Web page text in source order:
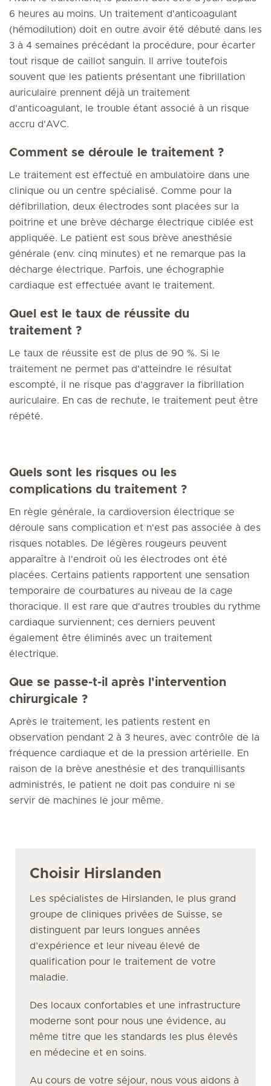
6 heures au moins. Un traitement d'anticoagulant
(hémodilution) doit en outre avoir été débuté dans les
3 à 4 semaines précédant la procédure, pour écarter
tout risque de caillot sanguin. Il arrive toutefois
souvent que les patients présentant une fibrillation
auriculaire prennent déjà un traitement
d'anticoagulant, le trouble étant associé à un risque
accru d'AVC.
Comment se déroule le traitement ?
Le traitement est effectué en ambulatoire dans une
clinique ou un centre spécialisé. Comme pour la
défibrillation, deux électrodes sont placées sur la
poitrine et une brève décharge électrique ciblée est
appliquée. Le patient est sous brève anesthésie
générale (env. cinq minutes) et ne remarque pas la
décharge électrique. Parfois, une échographie
cardiaque est effectuée avant le traitement.
Quel est le taux de réussite du
traitement ?
Le taux de réussite est de plus de 90 %. Si le
traitement ne permet pas d'atteindre le résultat
escompté, il ne risque pas d'aggraver la fibrillation
auriculaire. En cas de rechute, le traitement peut être
répété.
Quels sont les risques ou les
complications du traitement ?
En règle générale, la cardioversion électrique se
déroule sans complication et n'est pas associée à des
risques notables. De légères rougeurs peuvent
apparaître à l'endroit où les électrodes ont été
placées. Certains patients rapportent une sensation
temporaire de courbatures au niveau de la cage
thoracique. Il est rare que d'autres troubles du rythme
cardiaque surviennent; ces derniers peuvent
également être éliminés avec un traitement
électrique.
Que se passe-t-il après l'intervention
chirurgicale ?
Après le traitement, les patients restent en
observation pendant 2 à 3 heures, avec contrôle de la
fréquence cardiaque et de la pression artérielle. En
raison de la brève anesthésie et des tranquillisants
administrés, le patient ne doit pas conduire ni se
servir de machines le jour même.
Choisir Hirslanden
Les spécialistes de Hirslanden, le plus grand
groupe de cliniques privées de Suisse, se
distinguent par leurs longues années
d’expérience et leur niveau élevé de
qualification pour le traitement de votre
maladie.
Des locaux confortables et une infrastructure
moderne sont pour nous une évidence, au
même titre que les standards les plus élevés
en médecine et en soins.
Au cours de votre séjour, nous vous aidons à